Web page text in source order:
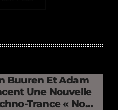
Buuren Et Adam
Une Nouvelle
Trance « No